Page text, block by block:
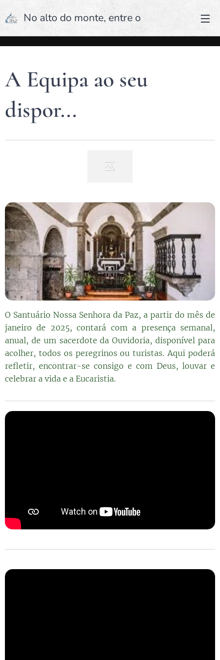
No alto do monte, entre o
céu e a terra, a Senhora da
Paz!
A Equipa ao seu
dispor...
O Santuário Nossa Senhora da Paz, a partir do mês de
janeiro de 2025, contará com a presença semanal,
anual, de um sacerdote da Ouvidoria, disponível para
acolher, todos os peregrinos ou turistas. Aqui poderá
refletir, encontrar-se consigo e com Deus, louvar e
celebrar a vida e a Eucaristia.